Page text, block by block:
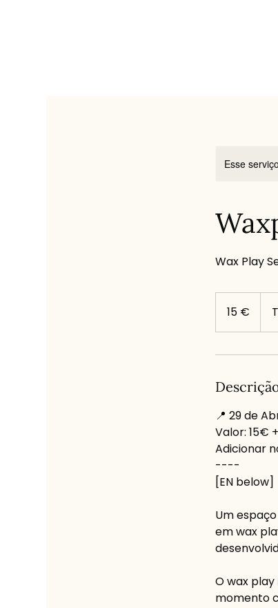
Esse
Wax Play
15 €
📍 29 de
Valor: 15€
Adicionar
----
[EN below]
Um
em wax
O wax
momento